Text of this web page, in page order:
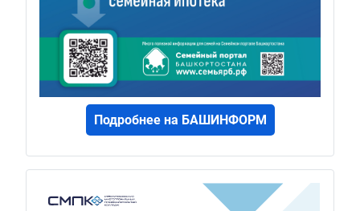
Подробнее на БАШИНФОРМ